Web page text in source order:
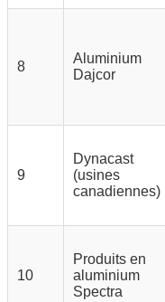
8
Aluminium
Dajcor
9
Dynacast
(usines
canadiennes)
10
Produits en
aluminium
Spectra